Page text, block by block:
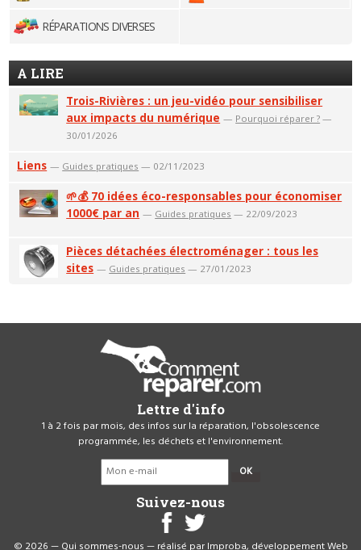
RÉPARATIONS DIVERSES
A LIRE
Trois-Rivières : un jeu-vidéo pour sensibiliser
aux impacts du numérique — Pourquoi réparer ? —
30/01/2026
Liens — Guides pratiques — 02/11/2023
🌱💰 70 idées éco-responsables pour économiser
1000€ par an — Guides pratiques — 22/09/2023
Pièces détachées électroménager : tous les
sites — Guides pratiques — 27/01/2023
Lettre d'info
1 à 2 fois par mois, des infos sur la réparation, l'obsolescence
programmée, les déchets et l'environnement.
OK
Suivez-nous
© 2026 — Qui sommes-nous — réalisé par Improba, développement Web